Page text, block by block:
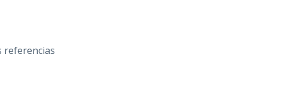
referencias